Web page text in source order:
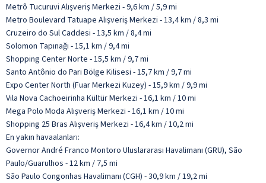
Metrô Tucuruvi Alışveriş Merkezi - 9,6 km / 5,9 mi
Metro Boulevard Tatuape Alışveriş Merkezi - 13,4 km / 8,3 mi
Cruzeiro do Sul Caddesi - 13,5 km / 8,4 mi
Solomon Tapınağı - 15,1 km / 9,4 mi
Shopping Center Norte - 15,5 km / 9,7 mi
Santo Antônio do Pari Bölge Kilisesi - 15,7 km / 9,7 mi
Expo Center North (Fuar Merkezi Kuzey) - 15,9 km / 9,9 mi
Vila Nova Cachoeirinha Kültür Merkezi - 16,1 km / 10 mi
Mega Polo Moda Alışveriş Merkezi - 16,1 km / 10 mi
Shopping 25 Bras Alışveriş Merkezi - 16,4 km / 10,2 mi
En yakın havaalanları:
Governor André Franco Montoro Uluslararası Havalimanı (GRU), São
Paulo/Guarulhos - 12 km / 7,5 mi
São Paulo Congonhas Havalimanı (CGH) - 30,9 km / 19,2 mi